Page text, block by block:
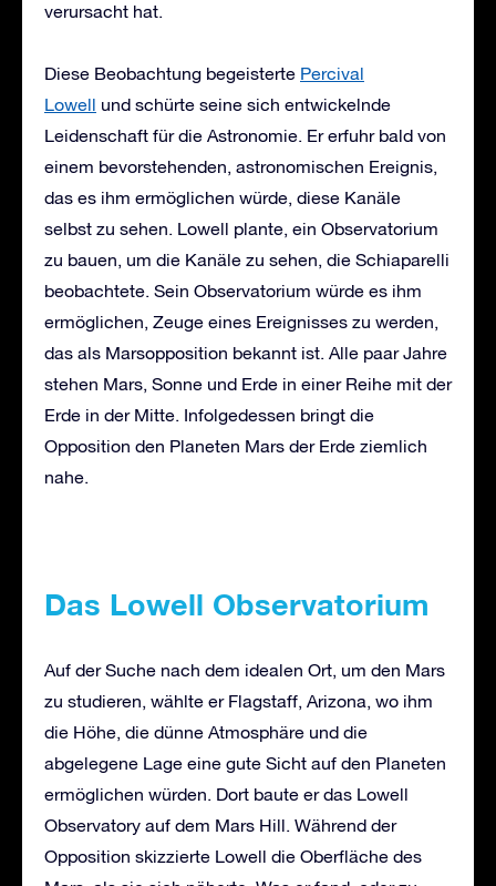
verursacht hat.
Diese Beobachtung begeisterte Percival
Lowell und schürte seine sich entwickelnde
Leidenschaft für die Astronomie. Er erfuhr bald von
einem bevorstehenden, astronomischen Ereignis,
das es ihm ermöglichen würde, diese Kanäle
selbst zu sehen. Lowell plante, ein Observatorium
zu bauen, um die Kanäle zu sehen, die Schiaparelli
beobachtete. Sein Observatorium würde es ihm
ermöglichen, Zeuge eines Ereignisses zu werden,
das als Marsopposition bekannt ist. Alle paar Jahre
stehen Mars, Sonne und Erde in einer Reihe mit der
Erde in der Mitte. Infolgedessen bringt die
Opposition den Planeten Mars der Erde ziemlich
nahe.
Das Lowell Observatorium
Auf der Suche nach dem idealen Ort, um den Mars
zu studieren, wählte er Flagstaff, Arizona, wo ihm
die Höhe, die dünne Atmosphäre und die
abgelegene Lage eine gute Sicht auf den Planeten
ermöglichen würden. Dort baute er das Lowell
Observatory auf dem Mars Hill. Während der
Opposition skizzierte Lowell die Oberfläche des